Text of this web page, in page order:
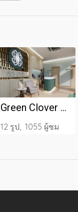
Green Clover Clinic_2024
12 รูป, 1055 ผู้ชม